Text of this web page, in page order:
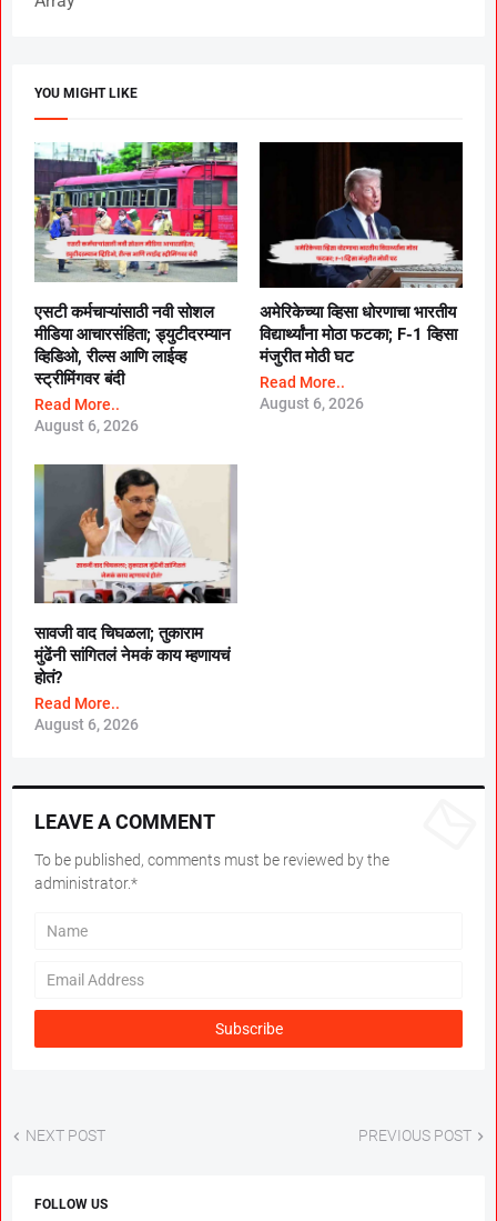
YOU MIGHT LIKE
एसटी कर्मचाऱ्यांसाठी नवी सोशल
मीडिया आचारसंहिता; ड्युटीदरम्यान
व्हिडिओ, रील्स आणि लाईव्ह
स्ट्रीमिंगवर बंदी
Read More..
August 6, 2026
अमेरिकेच्या व्हिसा धोरणाचा भारतीय
विद्यार्थ्यांना मोठा फटका; F-1 व्हिसा
मंजुरीत मोठी घट
Read More..
August 6, 2026
सावजी वाद चिघळला; तुकाराम
मुंढेंनी सांगितलं नेमकं काय म्हणायचं
होतं?
Read More..
August 6, 2026
LEAVE A COMMENT
To be published, comments must be reviewed by the
administrator.*
NEXT POST PREVIOUS POST
FOLLOW US